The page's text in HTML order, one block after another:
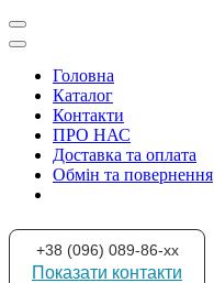
Головна
Каталог
Контакти
ПРО НАС
Доставка та оплата
Обмін та повернення
+38 (096) 089-86-xx
Показати контакти